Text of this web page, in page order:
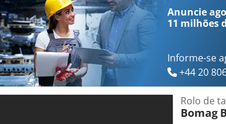
Anuncie
11 milhões
Informe-se
+44 20
Rolo de
Bomag